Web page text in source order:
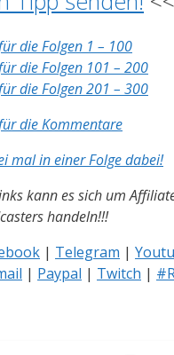
die Folgen 1 – 100
die Folgen 101 – 200
die Folgen 201 – 300
die Kommentare
mal in einer Folge dabei!
kann es sich um
handeln!!!
| Telegram |
| Paypal | Twitch |